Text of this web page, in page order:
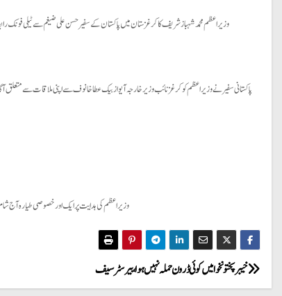
وزیراعظم محمد شہباز شریف کا کرغزستان میں پاکستان کے سفیر حسن علی ضیغم سے ٹیلی فونک
پاکستانی سفیر نے وزیراعظم کو کرغز نائب وزیر خارجہ آیواز بیک عطاخانوف سے اپنی ملاقات سے متعلق
وزیراعظم کی ہدایت پر ایک اور خصوصی طیارہ آج شام بشکیک کرغزستان کے لیے روانہ ہوگا اور رات کو 130
Pخیبرپختونخوا میں کوئی ڈرون حملہ نہیں ہوا، بیرسٹر سیف